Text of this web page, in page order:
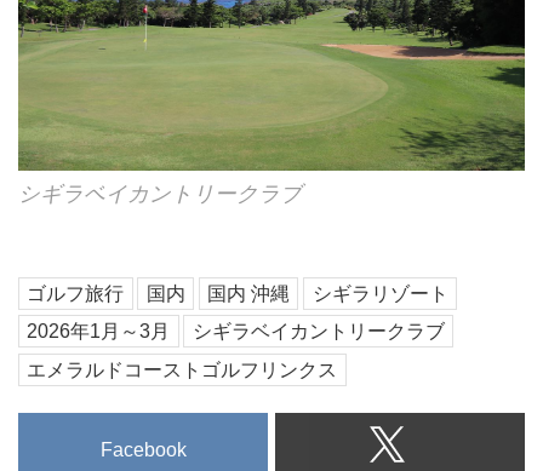
シギラベイカントリークラブ
ゴルフ旅行 国内 国内 沖縄
シギラリゾート
2026年1月～3月
シギラベイカントリークラブ
エメラルドコーストゴルフリンクス
Facebook